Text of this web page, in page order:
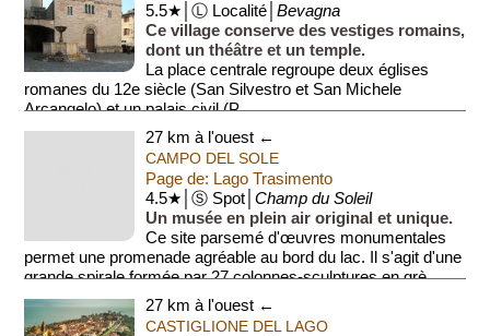
5.5★│Ⓛ Localité│Bevagna
Ce village conserve des vestiges romains,
dont un théâtre et un temple.
La place centrale regroupe deux églises
romanes du 12e siècle (San Silvestro et San Michele
Arcangelo) et un palais civil (P...
27 km à l'ouest ←
CAMPO DEL SOLE
Page de: Lago Trasimento
4.5★│Ⓢ Spot│Champ du Soleil
Un musée en plein air original et unique.
Ce site parsemé d'œuvres monumentales
permet une promenade agréable au bord du lac. Il s'agit d'une
grande spirale formée par 27 colonnes-sculptures en grè...
27 km à l'ouest ←
CASTIGLIONE DEL LAGO